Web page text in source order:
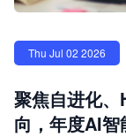
Thu Jul 02 2026
聚焦自进化
向，年度AI